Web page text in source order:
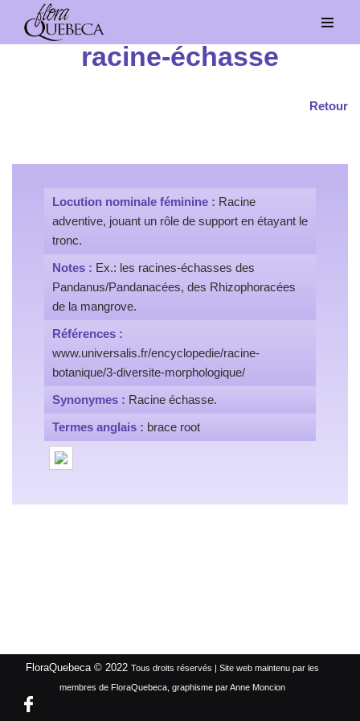
Aller
racine-échasse
Retour
Locution nominale féminine : Racine
adventive, jouant un rôle de support en étayant le
tronc.
Notes : Ex.: les racines-échasses des
Pandanus/Pandanacées, des Rhizophoracées
de la mangrove.
Références :
www.universalis.fr/encyclopedie/racine-
botanique/3-diversite-morphologique/
Synonymes : Racine échasse.
Termes anglais : brace root
FloraQuebeca © 2022 Tous droits réservés | Site web maintenu par les
membres de FloraQuebeca, graphisme par Anne Moncion